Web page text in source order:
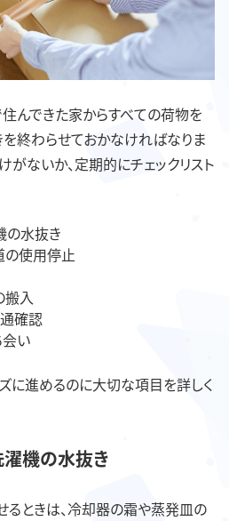
んできた家からすべての荷物を
終わらせておかなければなりま
がないか、定期的にチェックリスト
の水抜き
の使用停止
搬入
確認
い
に進めるのに大切な項目を詳しく
機の水抜き
ときは、冷却器の霜や蒸発皿の